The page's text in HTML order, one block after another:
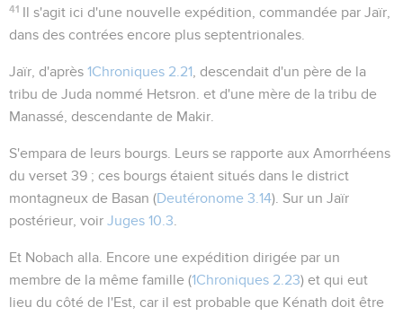
41 Il s'agit ici d'une nouvelle expédition, commandée par Jaïr,
dans des contrées encore plus septentrionales.
Jaïr , d'après 1Chroniques 2.21 , descendait d'un père de la
tribu de Juda nommé Hetsron. et d'une mère de la tribu de
Manassé, descendante de Makir.
S'empara de leurs bourgs Leurs se rapporte aux Amorrhéens
du verset 39 ; ces bourgs étaient situés dans le district
montagneux de Basan (Deutéronome 3.14). Sur un Jaïr
postérieur, voir Juges 10.3
Et Nobach alla . Encore une expédition dirigée par un
membre de la même famille (1Chroniques 2.23) et qui eut
lieu du côté de l'Est, car il est probable que Kénath doit être